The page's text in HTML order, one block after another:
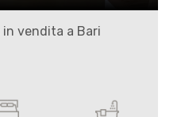
vendita a Bari